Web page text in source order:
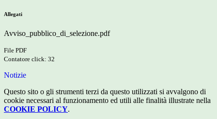
Allegati
Avviso_pubblico_di_selezione.pdf
File PDF
Contatore click: 32
Notizie
Questo sito o gli strumenti terzi da questo utilizzati si avvalgono di
cookie necessari al funzionamento ed utili alle finalità illustrate nella
COOKIE POLICY.